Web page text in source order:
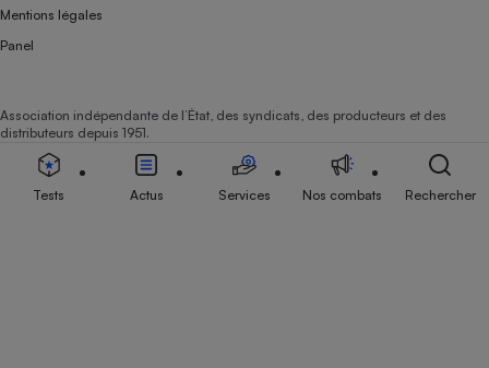
Mentions légales
Panel
Association indépendante de l’État, des syndicats, des producteurs et des
distributeurs depuis 1951.
Tests Actus Services Nos combats Rechercher